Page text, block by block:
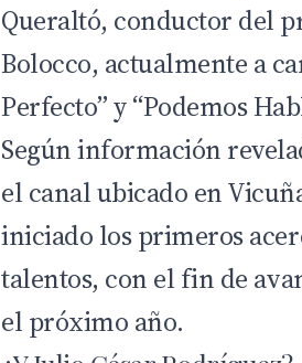
Queraltó, conductor del
Bolocco, actualmente a
Perfecto” y “Podemos
Según información
el canal ubicado en
iniciado los primeros
talentos, con el fin de
el próximo año.